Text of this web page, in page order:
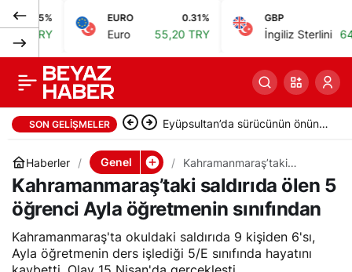
EURO
Euro 55,20 TRY
GBP
İngiliz Sterlini 64,46 TRY
SON GELIŞMELER Eyüpsultan’da sürücünün önünü
180 bin lira ceza
Haberler Genel
Kahramanmaraş’taki
saldırıda ölen 5 öğrenci Ayla
öğretmenin sınıfından
Kahramanmaraş’taki saldırıda ölen 5
öğrenci Ayla öğretmenin sınıfından
Kahramanmaraş'ta okuldaki saldırıda 9 kişiden 6'sı,
Ayla öğretmenin ders işlediği 5/E sınıfında hayatını
TÜİK: Yerli turistin
seyahat harcaması
2025’te 555 milyar lira
0